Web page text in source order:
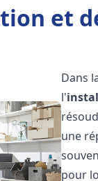
et
Dans
l'
une
pour